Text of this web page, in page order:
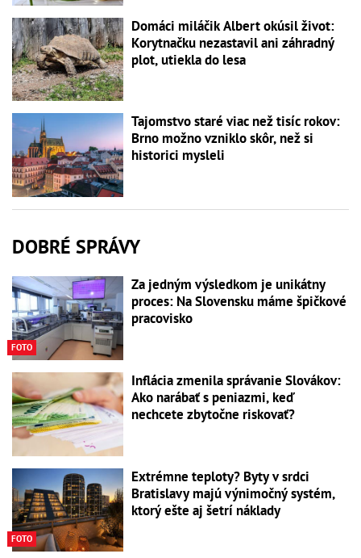
Domáci miláčik Albert okúsil život:
Korytnačku nezastavil ani záhradný
plot, utiekla do lesa
Tajomstvo staré viac než tisíc rokov:
Brno možno vzniklo skôr, než si
historici mysleli
DOBRÉ SPRÁVY
FOTO
Za jedným výsledkom je unikátny
proces: Na Slovensku máme špičkové
pracovisko
Inflácia zmenila správanie Slovákov:
Ako narábať s peniazmi, keď
nechcete zbytočne riskovať?
FOTO
Extrémne teploty? Byty v srdci
Bratislavy majú výnimočný systém,
ktorý ešte aj šetrí náklady